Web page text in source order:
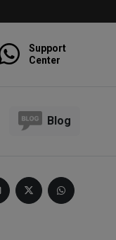
Support
Center
Blog